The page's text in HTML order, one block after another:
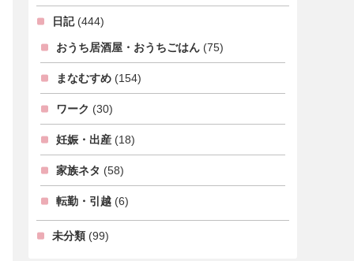
日記(444)
おうち居酒屋・おうちごはん (75)
まなむすめ (154)
ワーク (30)
妊娠・出産 (18)
家族ネタ (58)
転勤・引越 (6)
未分類 (99)